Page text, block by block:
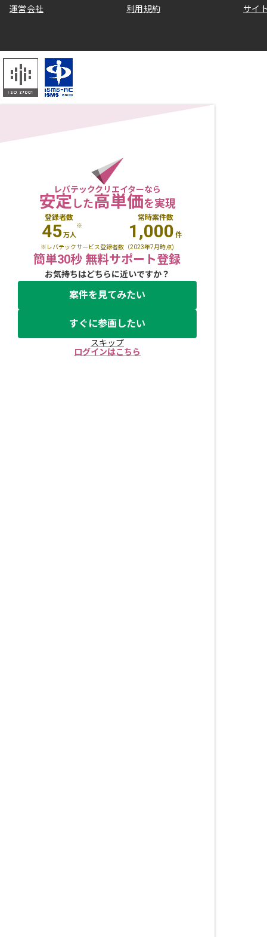
運営会社 利用規約 サイ
レバテッククリエイターなら
安定した高単価を実現
登録者数
45万人
※
常時案件数
1,000 件
※レバテックサービス登録者数（2023年7月時点)
簡単30秒 無料サポート登録
お気持ちはどちらに近いですか？
案件を見てみたい
すぐに参画したい
スキップ
ログインはこちら